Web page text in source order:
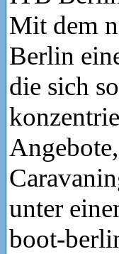
Mit dem
Berlin
die sich
unter
boot-